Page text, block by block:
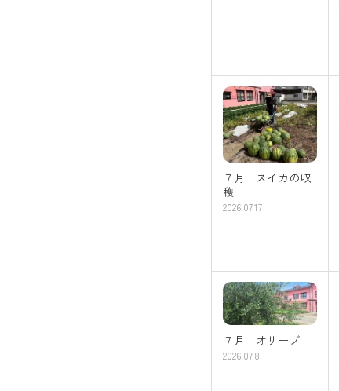
７月 スイカの収
穫
2026.07.17
７月 オリーブ
2026.07.8